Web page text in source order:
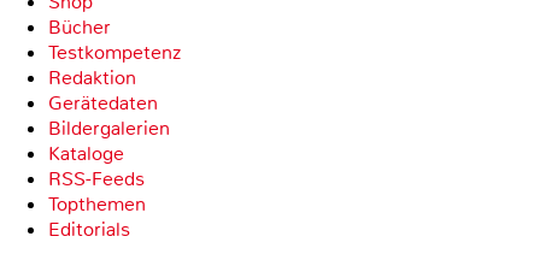
Bücher
Testkompetenz
Redaktion
Gerätedaten
Bildergalerien
Kataloge
RSS-Feeds
Topthemen
Editorials